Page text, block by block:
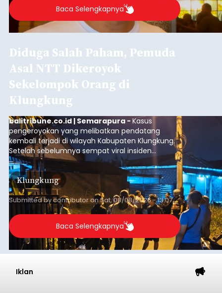
Baca Selengkapnya
Diduga Salah Paham, Pemuda
Asal NTT Dikeroyok
Sekelompok Orang di
Klungkung
balitribune.co.id | Semarapura -Kasus
pengeroyokan yang melibatkan pendatang
kembali terjadi di wilayah Kabupaten Klungkung.
Setelah sebelumnya sempat viral insiden
keributan di barat Pasar Galiran, peristiwa serupa
kini menimpa seorang pemuda asal Kabupaten
Sumba Barat Daya (SBD), Nusa Tenggara Timur
(NTT).
Klungkung
Submitted bycontributoronSat, 08/08/2026 - 13:07
Baca Selengkapnya
Iklan